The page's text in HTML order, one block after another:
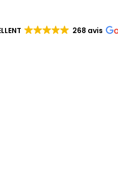
268 avis